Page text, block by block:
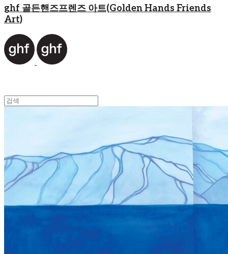
ghf 골든핸즈프렌즈 아트(Golden Hands Friends
Art)